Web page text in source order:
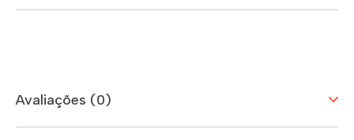
Avaliações (0)